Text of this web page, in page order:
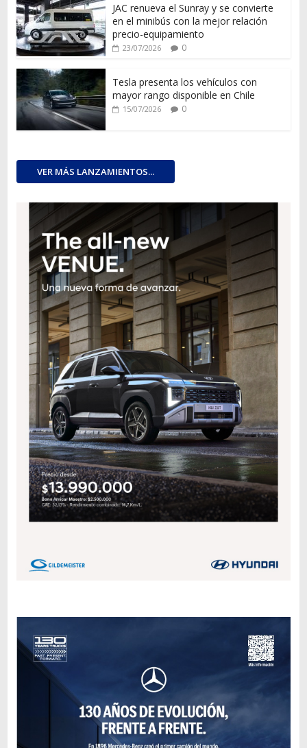
JAC renueva el Sunray y se convierte
en el minibús con la mejor relación
precio-equipamiento
23/07/2026 0
Tesla presenta los vehículos con
mayor rango disponible en Chile
15/07/2026 0
VER MÁS LANZAMIENTOS...